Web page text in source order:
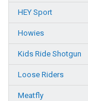
HEY Sport
Howies
Kids Ride Shotgun
Loose Riders
Meatfly